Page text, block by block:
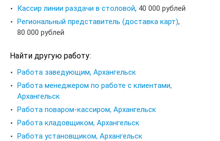
Кассир линии раздачи в столовой, 40 000 рублей
Региональный представитель (доставка карт),
80 000 рублей
Найти другую работу:
Работа заведующим, Архангельск
Работа менеджером по работе с клиентами,
Архангельск
Работа поваром-кассиром, Архангельск
Работа кладовщиком, Архангельск
Работа установщиком, Архангельск